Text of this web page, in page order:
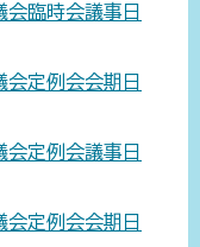
臨時会議事日
定例会会期日
定例会議事日
定例会会期日